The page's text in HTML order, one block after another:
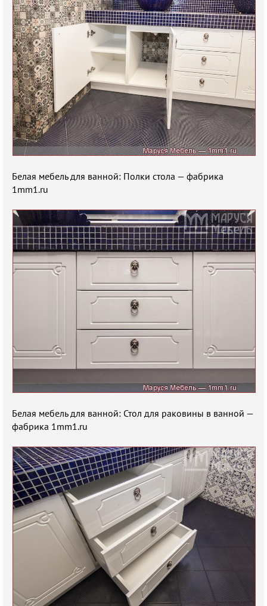
Белая мебель для ванной: Полки стола — фабрика
1mm1.ru
Белая мебель для ванной: Стол для раковины в ванной —
фабрика 1mm1.ru